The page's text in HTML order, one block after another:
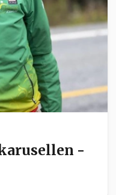
-